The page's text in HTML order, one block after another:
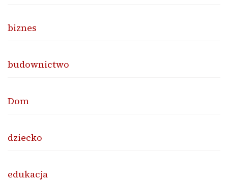
biznes
budownictwo
Dom
dziecko
edukacja